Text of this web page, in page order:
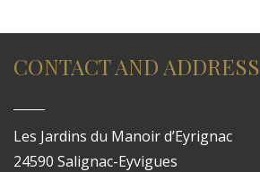
CONTACT AND ADDRESS
Les Jardins du Manoir d’Eyrignac
24590 Salignac-Eyvigues